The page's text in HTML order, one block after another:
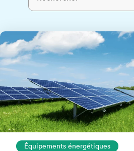
Équipements énergétiques